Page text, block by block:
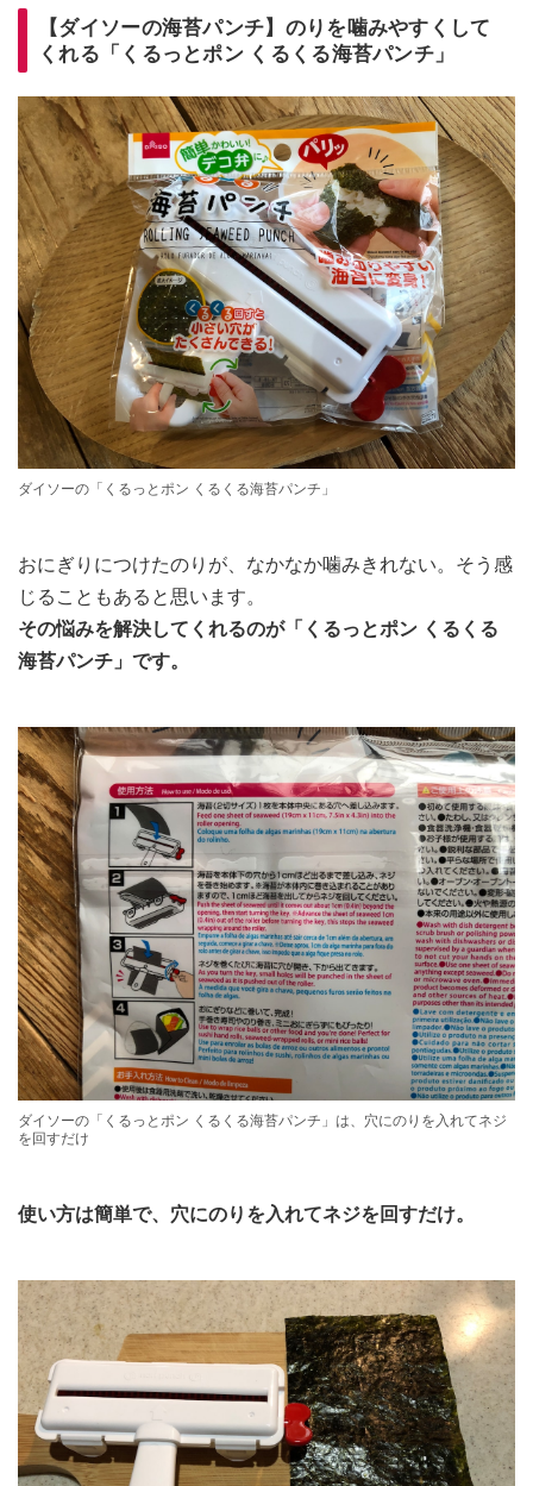
【ダイソーの海苔パンチ】のりを噛みやすくして
くれる「くるっとポン くるくる海苔パンチ」
ダイソーの「くるっとポン くるくる海苔パンチ」
おにぎりにつけたのりが、なかなか噛みきれない。そう感
じることもあると思います。
その悩みを解決してくれるのが「くるっとポン くるくる
海苔パンチ」です。
ダイソーの「くるっとポン くるくる海苔パンチ」は、穴にのりを入れてネジ
を回すだけ
使い方は簡単で、穴にのりを入れてネジを回すだけ。